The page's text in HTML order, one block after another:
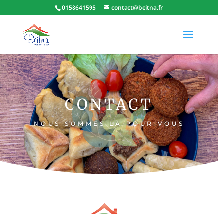
0158641595 contact@beitna.fr
CONTACT
NOUS SOMMES LÀ POUR VOUS